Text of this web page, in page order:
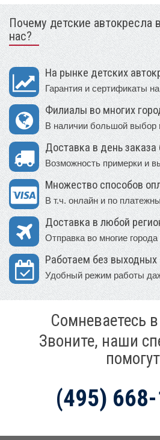
Почему детские автокресла
нас?
На рынке детских
Гарантия и сертификаты
Филиалы во многих
В наличии большой выбор
Доставка в день заказа
Возможность примерки и
Множество способов
В т.ч. онлайн и по
Доставка в любой
Отправка во многие
Работаем без выходных
Удобный режим работы
Сомневаетесь
Звоните, наши
(495)